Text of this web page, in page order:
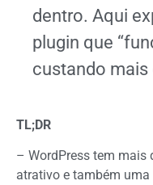
dentro. Aqui
plugin que
custando mais
TL;DR
– WordPress tem mais
atrativo e também